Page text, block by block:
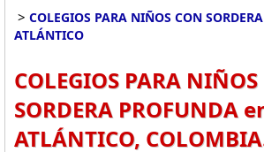
> COLEGIOS PARA NIÑOS CON
ATLÁNTICO
COLEGIOS PARA NIÑOS
SORDERA PROFUNDA
ATLÁNTICO,